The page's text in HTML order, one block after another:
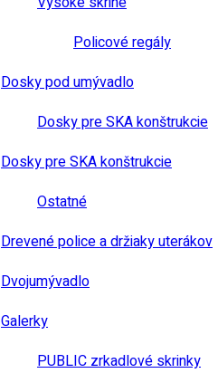
Policové regály
Dosky pod umývadlo
Dosky pre SKA konštrukcie
Dosky pre SKA konštrukcie
Ostatné
Drevené police a držiaky uterákov
Dvojumývadlo
Galerky
PUBLIC zrkadlové skrinky